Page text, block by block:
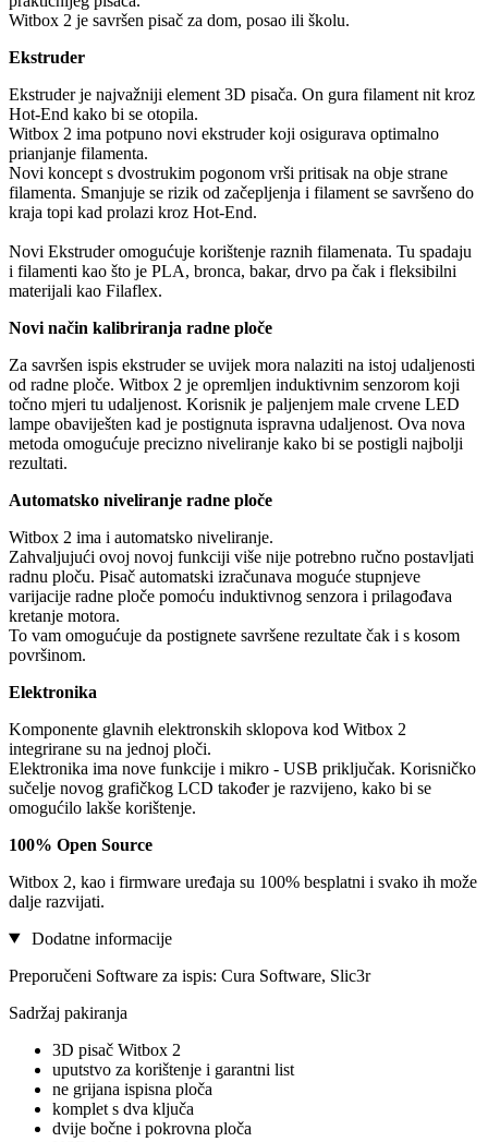
Witbox 2 je savršen pisač za dom, posao ili školu.
Ekstruder
Ekstruder je najvažniji element 3D pisača. On gura filament nit kroz
Hot-End kako bi se otopila.
Witbox 2 ima potpuno novi ekstruder koji osigurava optimalno
prianjanje filamenta.
Novi koncept s dvostrukim pogonom vrši pritisak na obje strane
filamenta. Smanjuje se rizik od začepljenja i filament se savršeno do
kraja topi kad prolazi kroz Hot-End.
Novi Ekstruder omogućuje korištenje raznih filamenata. Tu spadaju
i filamenti kao što je PLA, bronca, bakar, drvo pa čak i fleksibilni
materijali kao Filaflex.
Novi način kalibriranja radne ploče
Za savršen ispis ekstruder se uvijek mora nalaziti na istoj udaljenosti
od radne ploče. Witbox 2 je opremljen induktivnim senzorom koji
točno mjeri tu udaljenost. Korisnik je paljenjem male crvene LED
lampe obaviješten kad je postignuta ispravna udaljenost. Ova nova
metoda omogućuje precizno niveliranje kako bi se postigli najbolji
rezultati.
Automatsko niveliranje radne ploče
Witbox 2 ima i automatsko niveliranje.
Zahvaljujući ovoj novoj funkciji više nije potrebno ručno postavljati
radnu ploču. Pisač automatski izračunava moguće stupnjeve
varijacije radne ploče pomoću induktivnog senzora i prilagođava
kretanje motora.
To vam omogućuje da postignete savršene rezultate čak i s kosom
površinom.
Elektronika
Komponente glavnih elektronskih sklopova kod Witbox 2
integrirane su na jednoj ploči.
Elektronika ima nove funkcije i mikro - USB priključak. Korisničko
sučelje novog grafičkog LCD također je razvijeno, kako bi se
omogućilo lakše korištenje.
100% Open Source
Witbox 2, kao i firmware uređaja su 100% besplatni i svako ih može
dalje razvijati.
Dodatne informacije
Preporučeni Software za ispis: Cura Software, Slic3r
Sadržaj pakiranja
3D pisač Witbox 2
uputstvo za korištenje i garantni list
ne grijana ispisna ploča
komplet s dva ključa
dvije bočne i pokrovna ploča